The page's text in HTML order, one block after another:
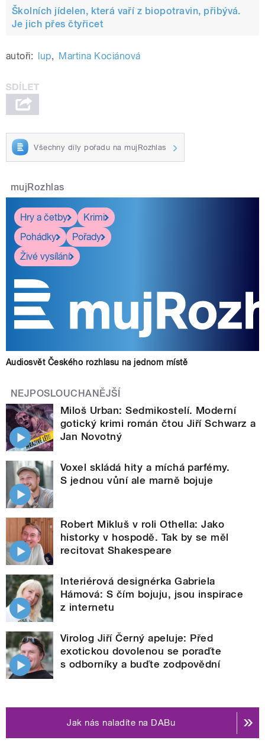
Školních jídelen, která vaří z biopotravin, přibývá.
Je jich přes čtyřicet
autoři: lup, Martina Kociánová
Všechny díly pořadu na mujRozhlas
mujRozhlas
Hry a četby
Krimi
Pohádky
Pořady
Živé vysílání
Audiosvět Českého rozhlasu na jednom místě
NEJPOSLOUCHANĚJŠÍ
Miloš Urban: Sedmikostelí. Moderní
gotický krimi román čtou Jiří Schwarz a
Jan Novotný
Voxel skládá hity a míchá parfémy.
S jednou vůní ale marně bojuje
Robert Mikluš v roli Othella: Jako
historky v hospodě. Tak by se měl
recitovat Shakespeare
Interiérová designérka Gabriela
Hámová: S čím bojuju, jsou inspirace
z internetu
Virolog Jiří Černý apeluje: Před
exotickou dovolenou se poraďte
s odborníky a buďte zodpovědní
Jak nás naladíte na DABu